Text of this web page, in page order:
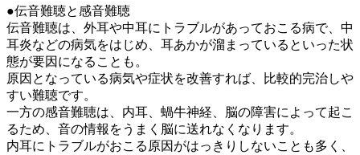
●伝音難聴と感音難聴
伝音難聴は、外耳や中耳にトラブルがあっておこる病で、中
耳炎などの病気をはじめ、耳あかが溜まっているといった状
態が要因になることも。
原因となっている病気や症状を改善すれば、比較的完治しや
すい難聴です。
一方の感音難聴は、内耳、蝸牛神経、脳の障害によって起こ
るため、音の情報をうまく脳に送れなくなります。
内耳にトラブルがおこる原因がはっきりしないことも多く、